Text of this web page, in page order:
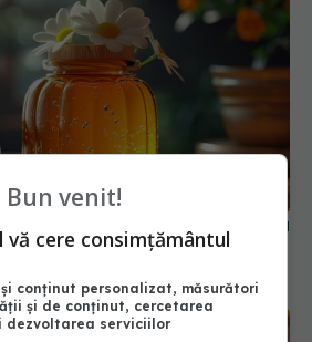
surprinzătoare pentru
Cui nu îi este indicată
Bun venit!
vă cere consimțământul
conținut personalizat, măsurători
și de conținut, cercetarea
dezvoltarea serviciilor